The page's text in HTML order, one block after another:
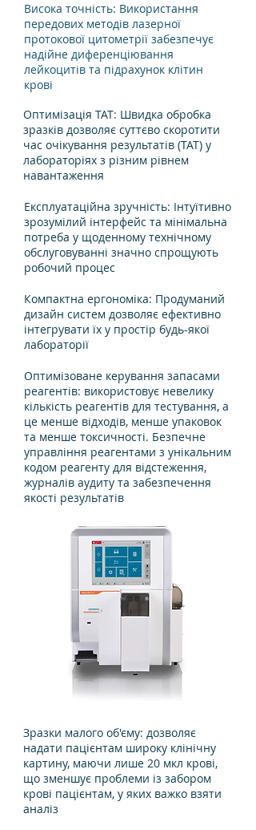
Висока точність: Використання
передових методів лазерної
протокової цитометрії забезпечує
надійне диференціювання
лейкоцитів та підрахунок клітин
крові
Оптимізація TAT: Швидка обробка
зразків дозволяє суттєво скоротити
час очікування результатів (TAT) у
лабораторіях з різним рівнем
навантаження
Експлуатаційна зручність: Інтуїтивно
зрозумілий інтерфейс та мінімальна
потреба у щоденному технічному
обслуговуванні значно спрощують
робочий процес
Компактна ергономіка: Продуманий
дизайн систем дозволяє ефективно
інтегрувати їх у простір будь-якої
лабораторії
Оптимізоване керування запасами
реагентів: використовує невелику
кількість реагентів для тестування, а
це менше відходів, менше упаковок
та менше токсичності. Безпечне
управління реагентами з унікальним
кодом реагенту для відстеження,
журналів аудиту та забезпечення
якості результатів
Зразки малого об'єму: дозволяє
надати пацієнтам широку клінічну
картину, маючи лише 20 мкл крові,
що зменшує проблеми із забором
крові пацієнтам, у яких важко взяти
аналіз